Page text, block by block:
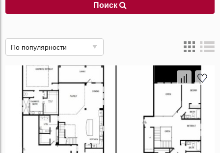
Поиск
По популярности